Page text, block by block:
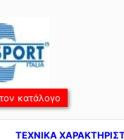
κατάλογο
TEXNIKA